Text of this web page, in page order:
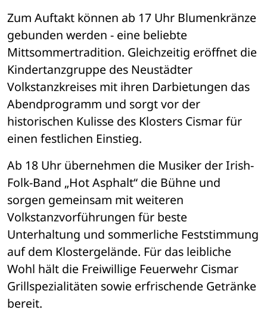
Zum Auftakt können ab 17 Uhr Blumenkränze
gebunden werden - eine beliebte
Mittsommertradition. Gleichzeitig eröffnet die
Kindertanzgruppe des Neustädter
Volkstanzkreises mit ihren Darbietungen das
Abendprogramm und sorgt vor der
historischen Kulisse des Klosters Cismar für
einen festlichen Einstieg.
Ab 18 Uhr übernehmen die Musiker der Irish-
Folk-Band „Hot Asphalt“ die Bühne und
sorgen gemeinsam mit weiteren
Volkstanzvorführungen für beste
Unterhaltung und sommerliche Feststimmung
auf dem Klostergelände. Für das leibliche
Wohl hält die Freiwillige Feuerwehr Cismar
Grillspezialitäten sowie erfrischende Getränke
bereit.